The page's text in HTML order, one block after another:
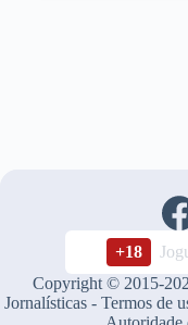
+18
Copyright © 2015-
Jornalísticas- Termos de